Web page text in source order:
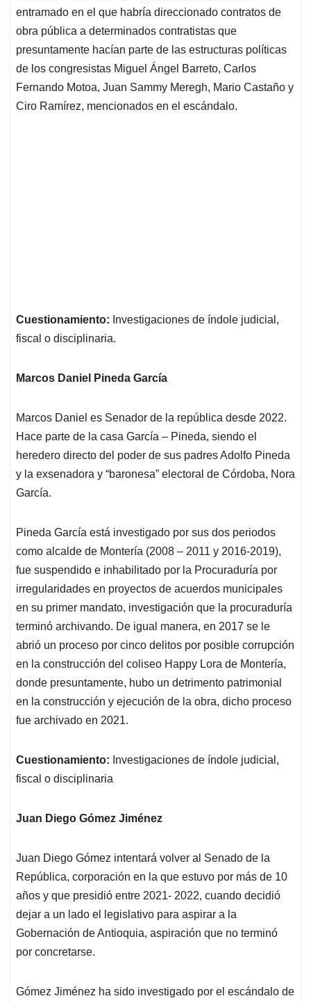
entramado en el que habría direccionado contratos de
obra pública a determinados contratistas que
presuntamente hacían parte de las estructuras políticas
de los congresistas Miguel Ángel Barreto, Carlos
Fernando Motoa, Juan Sammy Meregh, Mario Castaño y
Ciro Ramírez, mencionados en el escándalo.
Cuestionamiento: Investigaciones de índole judicial,
fiscal o disciplinaria.
Marcos Daniel Pineda García
Marcos Daniel es Senador de la república desde 2022.
Hace parte de la casa García – Pineda, siendo el
heredero directo del poder de sus padres Adolfo Pineda
y la exsenadora y “baronesa” electoral de Córdoba, Nora
García.
Pineda García está investigado por sus dos periodos
como alcalde de Montería (2008 – 2011 y 2016-2019),
fue suspendido e inhabilitado por la Procuraduría por
irregularidades en proyectos de acuerdos municipales
en su primer mandato, investigación que la procuraduría
terminó archivando. De igual manera, en 2017 se le
abrió un proceso por cinco delitos por posible corrupción
en la construcción del coliseo Happy Lora de Montería,
donde presuntamente, hubo un detrimento patrimonial
en la construcción y ejecución de la obra, dicho proceso
fue archivado en 2021.
Cuestionamiento: Investigaciones de índole judicial,
fiscal o disciplinaria
Juan Diego Gómez Jiménez
Juan Diego Gómez intentará volver al Senado de la
República, corporación en la que estuvo por más de 10
años y que presidió entre 2021- 2022, cuando decidió
dejar a un lado el legislativo para aspirar a la
Gobernación de Antioquia, aspiración que no terminó
por concretarse.
Gómez Jiménez ha sido investigado por el escándalo de